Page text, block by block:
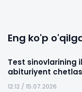
Eng ko'p
Test sinovlarining
abituriyent
12:12 / 15.07.2026